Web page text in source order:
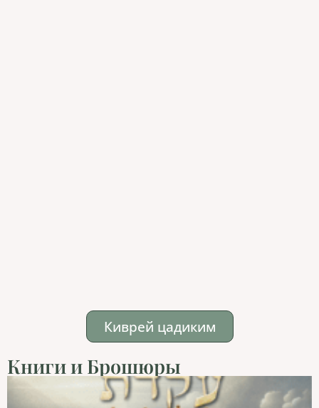
Киврей цадиким
Книги и Брошюры